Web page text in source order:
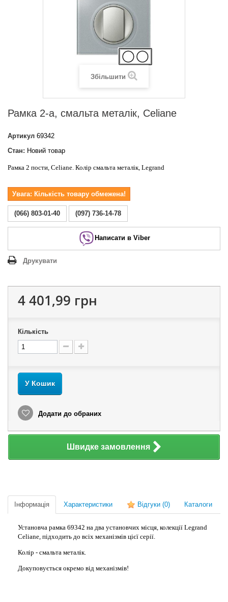
Збільшити
Рамка 2-а, смальта металік, Celiane
Артикул 69342
Стан: Новий товар
Рамка 2 пости, Celiane. Колір смальта металік, Legrand
Увага: Кількість товару обмежена!
(066) 803-01-40 (097) 736-14-78
Написати в Viber
Друкувати
4 401,99 грн
Кількість
У Кошик
Додати до обраних
Швидке замовлення
Інформація Характеристики Відгуки (0) Каталоги
Установча рамка 69342 на два установчих місця, колекції Legrand
Celiane, підходить до всіх механізмів цієї серії.
Колір - смальта металік.
Докуповується окремо від механізмів!